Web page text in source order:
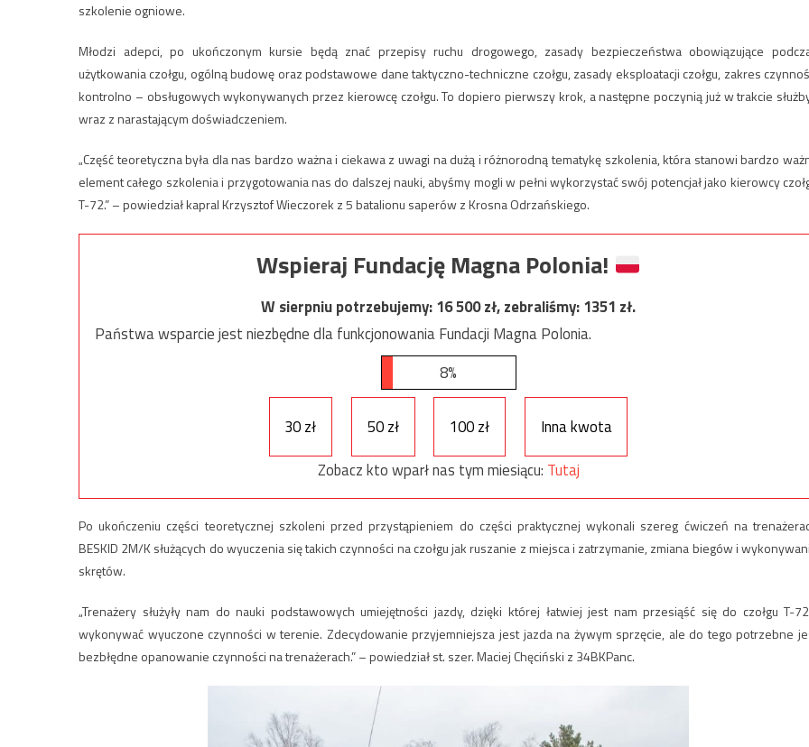
szkolenie ogniowe.
Młodzi adepci, po ukończonym kursie będą znać przepisy ruchu drogowego, zasady bezpieczeństwa obowiązujące
użytkowania czołgu, ogólną budowę oraz podstawowe dane taktyczno-techniczne czołgu, zasady eksploatacji czołgu, zakres
kontrolno – obsługowych wykonywanych przez kierowcę czołgu. To dopiero pierwszy krok, a następne poczynią już w trakcie
wraz z narastającym doświadczeniem.
„Część teoretyczna była dla nas bardzo ważna i ciekawa z uwagi na dużą i różnorodną tematykę szkolenia, która stanowi bardzo
element całego szkolenia i przygotowania nas do dalszej nauki, abyśmy mogli w pełni wykorzystać swój potencjał jako kierowcy
T-72.” – powiedział kapral Krzysztof Wieczorek z 5 batalionu saperów z Krosna Odrzańskiego.
Wspieraj Fundację Magna Polonia!
W sierpniu potrzebujemy:16 500zł, zebraliśmy:1351 zł.
Państwa wsparcie jest niezbędne dla funkcjonowania Fundacji Magna Polonia.
8%
30 zł 50 zł 100 zł
Inna kwota
Zobacz kto wparł nas tym miesiącu: Tutaj
Po ukończeniu części teoretycznej szkoleni przed przystąpieniem do części praktycznej wykonali szereg ćwiczeń na
BESKID 2M/K służących do wyuczenia się takich czynności na czołgu jak ruszanie z miejsca i zatrzymanie, zmiana biegów i
skrętów.
„Trenażery służyły nam do nauki podstawowych umiejętności jazdy, dzięki której łatwiej jest nam przesiąść się do czołgu T-
wykonywać wyuczone czynności w terenie. Zdecydowanie przyjemniejsza jest jazda na żywym sprzęcie, ale do tego potrzebne
bezbłędne opanowanie czynności na trenażerach.” – powiedział st. szer. Maciej Chęciński z 34BKPanc.